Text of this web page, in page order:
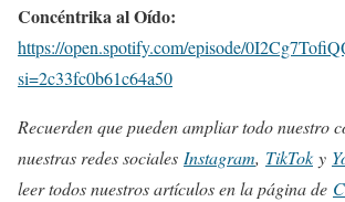
Concéntrika al Oído:
https://open.spotify.com/episode/
si=2c33fc0b61c64a50
Recuerden que pueden ampliar todo nuestro
nuestras redes sociales Instagram, TikTok y
leer todos nuestros artículos en la página de